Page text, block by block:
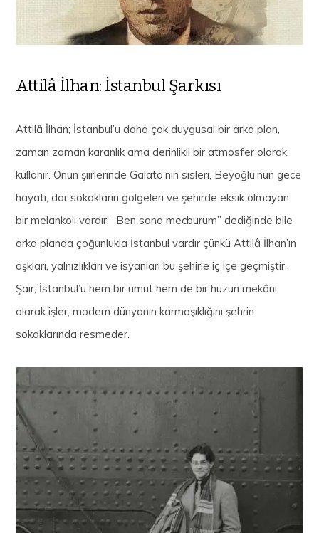
Attilâ İlhan: İstanbul Şarkısı
Attilâ İlhan; İstanbul’u daha çok duygusal bir arka plan,
zaman zaman karanlık ama derinlikli bir atmosfer olarak
kullanır. Onun şiirlerinde Galata’nın sisleri, Beyoğlu’nun gece
hayatı, dar sokakların gölgeleri ve şehirde eksik olmayan
bir melankoli vardır. “Ben sana mecburum” dediğinde bile
arka planda çoğunlukla İstanbul vardır çünkü Attilâ İlhan’ın
aşkları, yalnızlıkları ve isyanları bu şehirle iç içe geçmiştir.
Şair; İstanbul’u hem bir umut hem de bir hüzün mekânı
olarak işler, modern dünyanın karmaşıklığını şehrin
sokaklarında resmeder.